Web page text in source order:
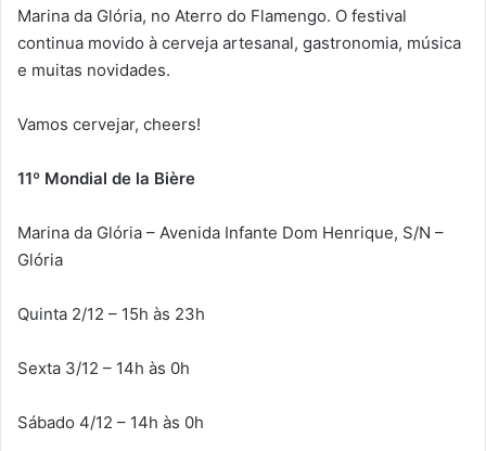
Marina da Glória, no Aterro do Flamengo. O festival
continua movido à cerveja artesanal, gastronomia, música
e muitas novidades.
Vamos cervejar, cheers!
11º Mondial de la Bière
Marina da Glória – Avenida Infante Dom Henrique, S/N –
Glória
Quinta 2/12 – 15h às 23h
Sexta 3/12 – 14h às 0h
Sábado 4/12 – 14h às 0h